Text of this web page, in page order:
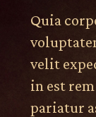
Quia
velit
in est
pariatur